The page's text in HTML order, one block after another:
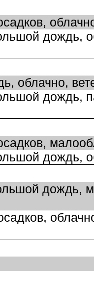
дождь,
облачно,
дождь,
дождь,
дождь,